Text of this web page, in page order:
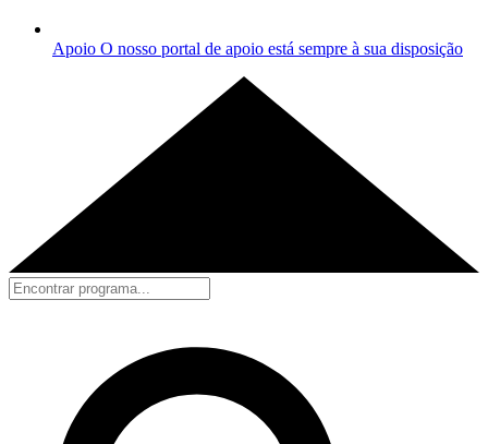
Apoio O nosso portal de apoio está sempre à sua disposição